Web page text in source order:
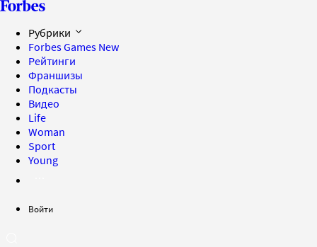
Рубрики
Forbes Games New
Рейтинги
Франшизы
Подкасты
Видео
Life
Woman
Sport
Young
Войти